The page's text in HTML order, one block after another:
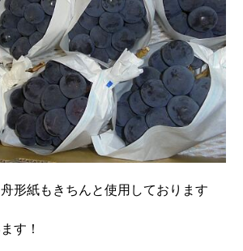
形紙もきちんと使用しております
す！